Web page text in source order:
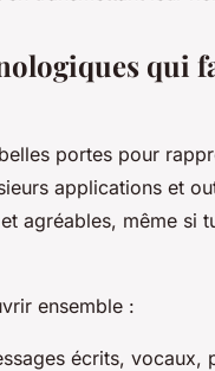
qui
portes pour
applications et
agréables, même si
ensemble :
écrits, vocaux,